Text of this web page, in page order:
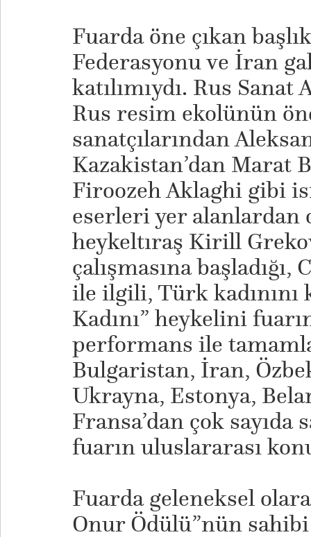
Fuarda öne çıkan
Federasyonu ve İran
katılımıydı. Rus
Rus resim ekolünün
sanatçılarından
Kazakistan’dan Marat
Firoozeh Aklaghi gibi
eserleri yer alanlardan
heykeltıraş Kirill
çalışmasına
ile ilgili, Türk
Kadını” heykelini
performans ile
Bulgaristan, İran,
Ukrayna, Estonya,
Fransa’dan çok
fuarın uluslararası
Fuarda geleneksel
Onur Ödülü”nün